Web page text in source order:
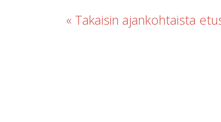
« Takaisin ajankohtaista